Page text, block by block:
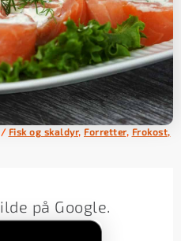
/ Fisk og skaldyr, Forretter, Frokost,
på Google.